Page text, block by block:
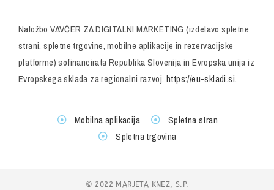
Naložbo VAVČER ZA DIGITALNI MARKETING (izdelavo spletne
strani, spletne trgovine, mobilne aplikacije in rezervacijske
platforme) sofinancirata Republika Slovenija in Evropska unija iz
Evropskega sklada za regionalni razvoj. https://eu-skladi.si.
Mobilna aplikacija
Spletna stran
Spletna trgovina
© 2022 MARJETA KNEZ, S.P.